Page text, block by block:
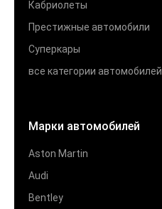
Кабриолеты
Престижные автомобили
Суперкары
все категории автомобилей
Марки автомобилей
Aston Martin
Audi
Bentley